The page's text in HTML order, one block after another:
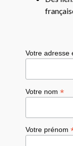
Votre adresse
Votre nom*
Votre prénom